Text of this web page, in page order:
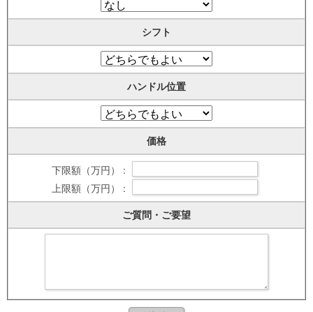
シフト
ハンドル位置
価格
下限額（万円） :
上限額（万円） :
ご質問・ご要望